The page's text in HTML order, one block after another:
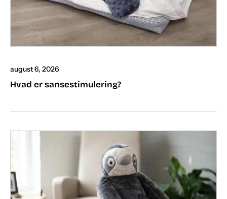
august 6, 2026
Hvad er sansestimulering?